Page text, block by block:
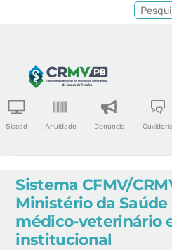
content
Siscad Anuidade Denúncia Ouvidoria
Sistema CFMV/
Ministério da
médico-veterinário
institucional